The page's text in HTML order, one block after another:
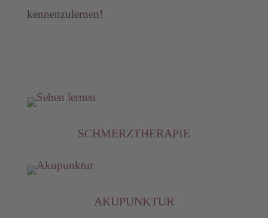
kennenzulernen!
SCHMERZTHERAPIE
AKUPUNKTUR